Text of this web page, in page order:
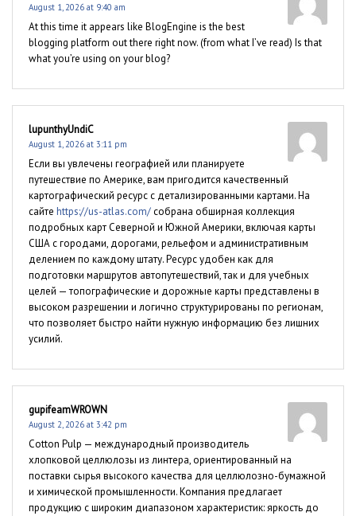
August 1, 2026 at 9:40 am
At this time it appears like BlogEngine is the best
blogging platform out there right now. (from what I’ve read) Is that
what you’re using on your blog?
lupunthyUndiC
August 1, 2026 at 3:11 pm
Если вы увлечены географией или планируете
путешествие по Америке, вам пригодится качественный
картографический ресурс с детализированными картами. На
сайте https://us-atlas.com/собрана обширная коллекция
подробных карт Северной и Южной Америки, включая карты
США с городами, дорогами, рельефом и административным
делением по каждому штату. Ресурс удобен как для
подготовки маршрутов автопутешествий, так и для учебных
целей — топографические и дорожные карты представлены в
высоком разрешении и логично структурированы по регионам,
что позволяет быстро найти нужную информацию без лишних
усилий.
gupifeamWROWN
August 2, 2026 at 3:42 pm
Cotton Pulp — международный производитель
хлопковой целлюлозы из линтера, ориентированный на
поставки сырья высокого качества для целлюлозно-бумажной
и химической промышленности. Компания предлагает
продукцию с широким диапазоном характеристик: яркость до